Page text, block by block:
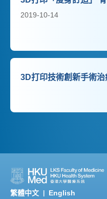
2019-10-14
3D打印技術創新手術治
繁體中文 English